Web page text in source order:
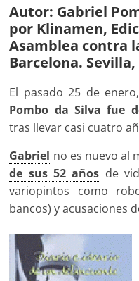
Autor: Gabriel
por Klinamen,
Asamblea contra
Barcelona. Sevilla,
El pasado 25 de
Pombo da Silva fue
tras llevar casi cuatro
Gabriel no es nuevo al
de sus 52 años de
variopintos como
bancos) y acusaciones